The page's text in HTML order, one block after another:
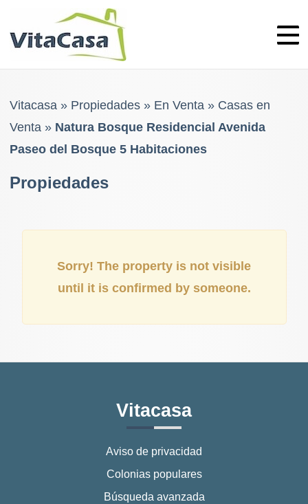
Vitacasa» Propiedades» En Venta» Casas en
Venta» Natura Bosque Residencial Avenida
Paseo del Bosque 5 Habitaciones
Propiedades
Sorry! The property is not visible
until it is confirmed by someone.
Vitacasa
Aviso de privacidad
Colonias populares
Búsqueda avanzada